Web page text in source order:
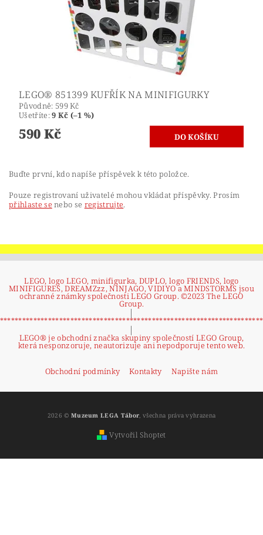
LEGO® 851399 KUFŘÍK NA MINIFIGURKY
Původně: 599 Kč
Ušetříte:9 Kč (–1 %)
590 Kč
Buďte první, kdo napíše příspěvek k této položce.
Pouze registrovaní uživatelé mohou vkládat příspěvky. Prosím
přihlaste se nebo se registrujte.
LEGO, logo LEGO, minifigurka, DUPLO, logo FRIENDS, logo
MINIFIGURES, DREAMZzz, NINJAGO, VIDIYO a MINDSTORMS jsou
ochranné známky společnosti LEGO Group. ©2023 The LEGO
Group.
|
|
LEGO® je obchodní značka skupiny společností LEGO Group,
která nesponzoruje, neautorizuje ani nepodporuje tento web.
Obchodní podmínky Kontakty Napište nám
2026 © Muzeum LEGA Tábor , všechna práva vyhrazena
Vytvořil Shoptet